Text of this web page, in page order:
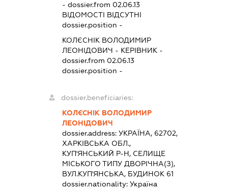
- dossier.from 02.06.13
ВІДОМОСТІ ВІДСУТНІ
dossier.position -
КОЛЄСНІК ВОЛОДИМИР
ЛЕОНІДОВИЧ - КЕРІВНИК -
dossier.from 02.06.13
dossier.position -
dossier.beneficiaries:
КОЛЄСНІК ВОЛОДИМИР
ЛЕОНІДОВИЧ
dossier.address:УКРАЇНА, 62702,
ХАРКІВСЬКА ОБЛ.,
КУП'ЯНСЬКИЙ Р-Н, СЕЛИЩЕ
МІСЬКОГО ТИПУ ДВОРІЧНА(З),
ВУЛ.КУП'ЯНСЬКА, БУДИНОК 61
dossier.nationality:Україна